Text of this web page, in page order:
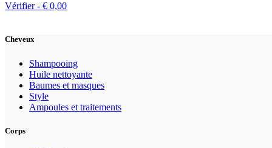
Vérifier - € 0,00
Cheveux
Shampooing
Huile nettoyante
Baumes et masques
Style
Ampoules et traitements
Corps